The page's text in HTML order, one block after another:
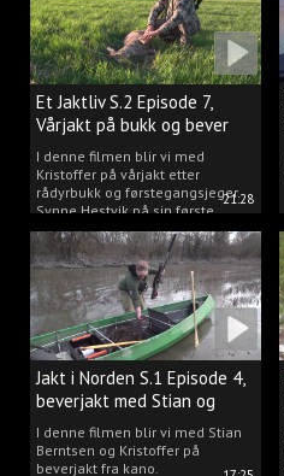
21:28
Et Jaktliv S.2 Episode 7,
Vårjakt på bukk og bever
I denne filmen blir vi med
Kristoffer på vårjakt etter
rådyrbukk og førstegangsjeger
Synne Hestvik på sin første
beverjakt.
Jakt i Norden S.1 Episode 4,
beverjakt med Stian og
Kristoffer
I denne filmen blir vi med Stian
Berntsen og Kristoffer på
beverjakt fra kano.